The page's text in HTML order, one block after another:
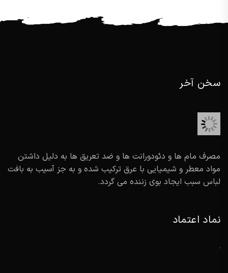
سخن آخر
مصرف مام ها و دئودورانت ها و ضد تعریق ها به دلیل داشتن
مواد معطر و شیمیایی با عرق ترکیب شده و به جز آسیب به بافت
لباس سبب ایجاد بوی زننده می گردد.
نماد اعتماد